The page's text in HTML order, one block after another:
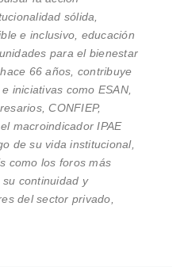
sólida,
e inclusivo, educación
para el bienestar
66 años, contribuye
iniciativas como ESAN,
CONFIEP,
macroindicador IPAE
de su vida institucional,
como los foros más
continuidad y
del sector privado,